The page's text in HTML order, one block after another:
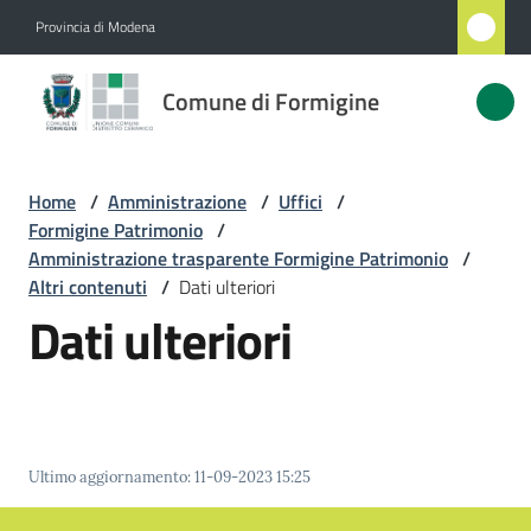
Provincia di Modena
Comune di Formigine
Comune
di
Amministrazione
Menu selezionato
Novità
Formigine
Home / Amministrazione / Uffici /
Formigine Patrimonio /
Amministrazione trasparente Formigine Patrimonio /
Altri contenuti / Dati ulteriori
Dati ulteriori
Ultimo aggiornamento:11-09-2023 15:25